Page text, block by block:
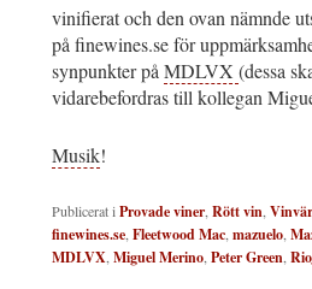
vinifierat och den ovan nämnde
på finewines.se för
synpunkter påMDLVX (dessa
vidarebefordras till kollegan
Musik!
Publicerat iProvade viner,Rött vin,
finewines.se,Fleetwood Mac,mazuelo,
MDLVX,Miguel Merino,Peter Green,